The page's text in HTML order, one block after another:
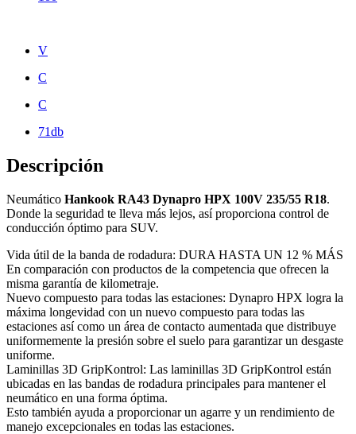
V
C
C
71db
Descripción
Neumático Hankook RA43 Dynapro HPX 100V 235/55 R18.
Donde la seguridad te lleva más lejos, así proporciona control de
conducción óptimo para SUV.
Vida útil de la banda de rodadura: DURA HASTA UN 12 % MÁS
En comparación con productos de la competencia que ofrecen la
misma garantía de kilometraje.
Nuevo compuesto para todas las estaciones: Dynapro HPX logra la
máxima longevidad con un nuevo compuesto para todas las
estaciones así como un área de contacto aumentada que distribuye
uniformemente la presión sobre el suelo para garantizar un desgaste
uniforme.
Laminillas 3D GripKontrol: Las laminillas 3D GripKontrol están
ubicadas en las bandas de rodadura principales para mantener el
neumático en una forma óptima.
Esto también ayuda a proporcionar un agarre y un rendimiento de
manejo excepcionales en todas las estaciones.